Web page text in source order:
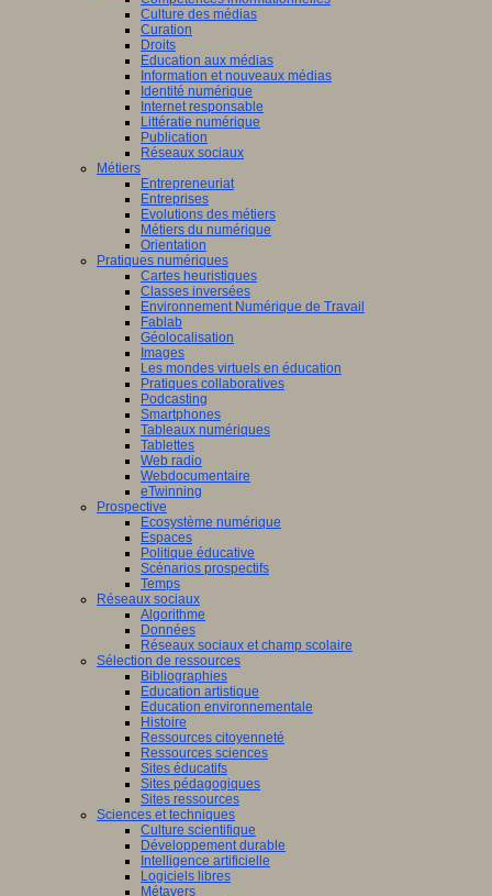
Culture des médias
Curation
Droits
Education aux médias
Information et nouveaux médias
Identité numérique
Internet responsable
Littératie numérique
Publication
Réseaux sociaux
Métiers
Entrepreneuriat
Entreprises
Evolutions des métiers
Métiers du numérique
Orientation
Pratiques numériques
Cartes heuristiques
Classes inversées
Environnement Numérique de Travail
Fablab
Géolocalisation
Images
Les mondes virtuels en éducation
Pratiques collaboratives
Podcasting
Smartphones
Tableaux numériques
Tablettes
Web radio
Webdocumentaire
eTwinning
Prospective
Ecosystème numérique
Espaces
Politique éducative
Scénarios prospectifs
Temps
Réseaux sociaux
Algorithme
Données
Réseaux sociaux et champ scolaire
Sélection de ressources
Bibliographies
Education artistique
Education environnementale
Histoire
Ressources citoyenneté
Ressources sciences
Sites éducatifs
Sites pédagogiques
Sites ressources
Sciences et techniques
Culture scientifique
Développement durable
Intelligence artificielle
Logiciels libres
Métavers